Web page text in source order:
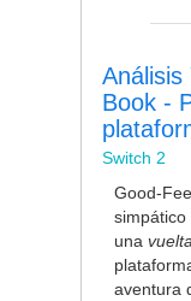
Análisis
Book -
Switch 2
Good-
una
aventura